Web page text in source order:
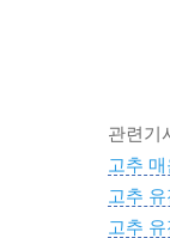
관련기
고추
고추
고추